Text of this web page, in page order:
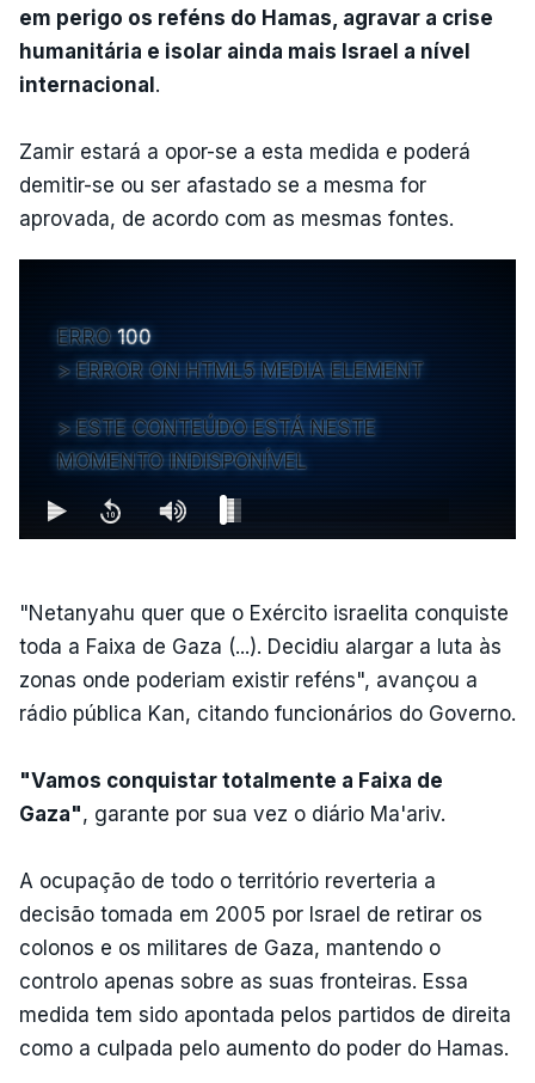
em perigo os reféns do Hamas, agravar a crise
humanitária e isolar ainda mais Israel a nível
internacional.
Zamir estará a opor-se a esta medida e poderá
demitir-se ou ser afastado se a mesma for
aprovada, de acordo com as mesmas fontes.
ERRO 100
ERROR ON HTML5 MEDIA ELEMENT
ESTE CONTEÚDO ESTÁ NESTE
MOMENTO INDISPONÍVEL
"Netanyahu quer que o Exército israelita conquiste
toda a Faixa de Gaza (...). Decidiu alargar a luta às
zonas onde poderiam existir reféns", avançou a
rádio pública Kan, citando funcionários do Governo.
"Vamos conquistar totalmente a Faixa de
Gaza", garante por sua vez o diário Ma'ariv.
A ocupação de todo o território reverteria a
decisão tomada em 2005 por Israel de retirar os
colonos e os militares de Gaza, mantendo o
controlo apenas sobre as suas fronteiras. Essa
medida tem sido apontada pelos partidos de direita
como a culpada pelo aumento do poder do Hamas.